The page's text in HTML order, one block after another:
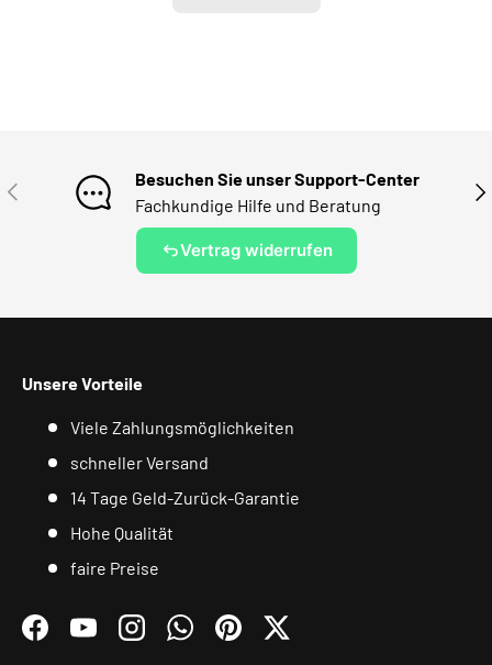
VORHERIGE
Besuchen Sie unser Support-Center
Fachkundige Hilfe und Beratung
Vertrag widerrufen
Unsere Vorteile
Viele Zahlungsmöglichkeiten
schneller Versand
14 Tage Geld-Zurück-Garantie
Hohe Qualität
faire Preise
FacebookYouTubeInstagramWhatsAppPinterestTwitter